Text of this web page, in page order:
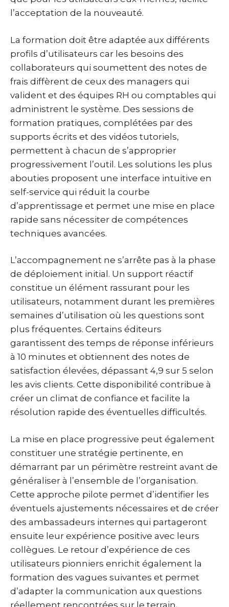
l’acceptation de la nouveauté.
La formation doit être adaptée aux différents
profils d’utilisateurs car les besoins des
collaborateurs qui soumettent des notes de
frais diffèrent de ceux des managers qui
valident et des équipes RH ou comptables qui
administrent le système. Des sessions de
formation pratiques, complétées par des
supports écrits et des vidéos tutoriels,
permettent à chacun de s’approprier
progressivement l’outil. Les solutions les plus
abouties proposent une interface intuitive en
self-service qui réduit la courbe
d’apprentissage et permet une mise en place
rapide sans nécessiter de compétences
techniques avancées.
L’accompagnement ne s’arrête pas à la phase
de déploiement initial. Un support réactif
constitue un élément rassurant pour les
utilisateurs, notamment durant les premières
semaines d’utilisation où les questions sont
plus fréquentes. Certains éditeurs
garantissent des temps de réponse inférieurs
à 10 minutes et obtiennent des notes de
satisfaction élevées, dépassant 4,9 sur 5 selon
les avis clients. Cette disponibilité contribue à
créer un climat de confiance et facilite la
résolution rapide des éventuelles difficultés.
La mise en place progressive peut également
constituer une stratégie pertinente, en
démarrant par un périmètre restreint avant de
généraliser à l’ensemble de l’organisation.
Cette approche pilote permet d’identifier les
éventuels ajustements nécessaires et de créer
des ambassadeurs internes qui partageront
ensuite leur expérience positive avec leurs
collègues. Le retour d’expérience de ces
utilisateurs pionniers enrichit également la
formation des vagues suivantes et permet
d’adapter la communication aux questions
réellement rencontrées sur le terrain.